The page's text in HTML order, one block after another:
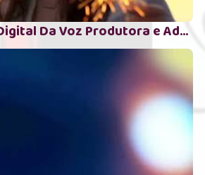
O Amanhecer - Digital Da Voz Produtora e Adonai Eloin Souza - 2025